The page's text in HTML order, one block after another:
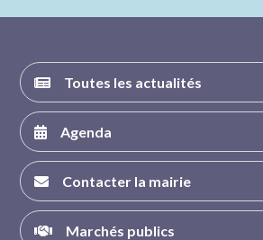
Toutes les actualités
Agenda
Contacter la mairie
Marchés publics